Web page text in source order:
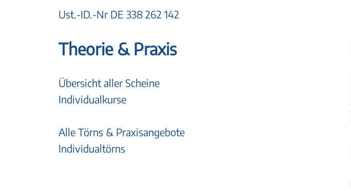
Ust.-ID.-Nr DE 338 262 142
Theorie & Praxis
Übersicht aller Scheine
Individualkurse
Alle Törns & Praxisangebote
Individualtörns